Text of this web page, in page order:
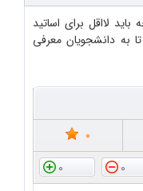
لااقل برای اساتید
به دانشجویان معرفی
0
0
0